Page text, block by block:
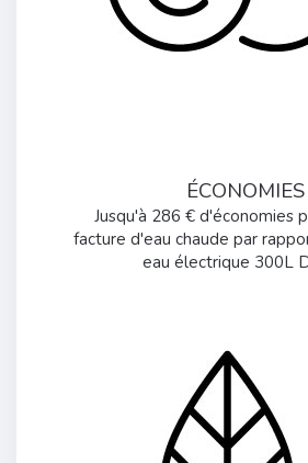
ÉCONOMIES
Jusqu'à 286 € d'économies
facture d'eau chaude par
eau électrique 300L